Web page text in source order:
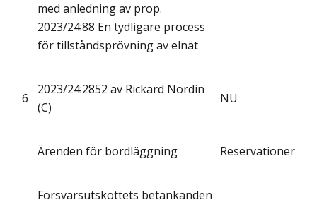
med anledning av prop.
2023/24:88 En tydligare process
för tillståndsprövning av elnät
6
2023/24:2852 av Rickard Nordin
(C)
NU
Ärenden för bordläggning Reservationer
Försvarsutskottets betänkanden